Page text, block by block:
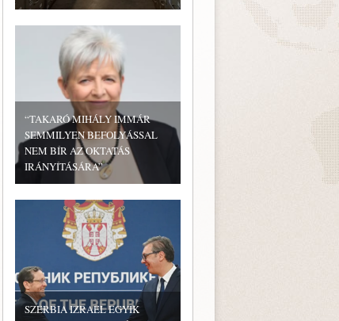
“TAKARÓ MIHÁLY IMMÁR
SEMMILYEN BEFOLYÁSSAL
NEM BÍR AZ OKTATÁS
IRÁNYÍTÁSÁRA”
SZERBIA IZRAEL EGYIK